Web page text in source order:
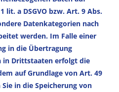
lit. a DSGVO bzw. Art. 9 Abs.
Datenkategorien nach
werden. Im Falle einer
in die Übertragung
in Drittstaaten erfolgt die
auf Grundlage von Art. 49
Sie in die Speicherung von